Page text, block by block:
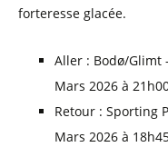
forteresse glacée.
Aller : Bodø/Glimt
Mars 2026 à
Retour : Sporting
Mars 2026 à